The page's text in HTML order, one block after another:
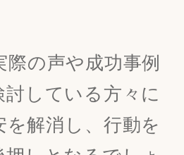
際の声や成功事例
している方々に
を解消し、行動を